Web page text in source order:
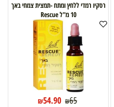
רסקיו רמדי ללחץ ומתח -תמצית צמחי באך
10 מ"ל Rescue
₪65
₪54.90